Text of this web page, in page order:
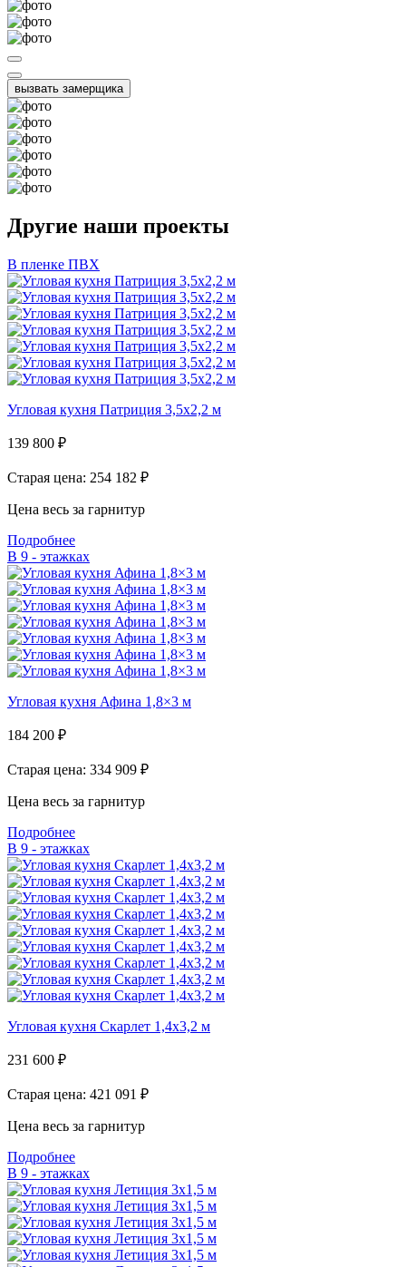
вызвать замерщика
Другие наши проекты
В пленке ПВХ
Угловая кухня Патриция 3,5х2,2 м
139 800 ₽
Старая цена: 254 182 ₽
Цена весь за гарнитур
Подробнее
В 9 - этажках
Угловая кухня Афина 1,8×3 м
184 200 ₽
Старая цена: 334 909 ₽
Цена весь за гарнитур
Подробнее
В 9 - этажках
Угловая кухня Скарлет 1,4х3,2 м
231 600 ₽
Старая цена: 421 091 ₽
Цена весь за гарнитур
Подробнее
В 9 - этажках